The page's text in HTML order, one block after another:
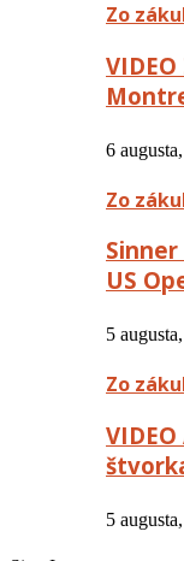
Zo
6
Zo
US
5
Zo
5